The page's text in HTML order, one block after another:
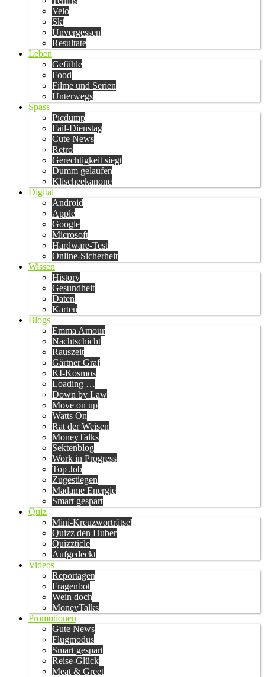
Velo
Ski
Unvergessen
Resultate
Leben
Gefühle
Food
Filme und Serien
Unterwegs
Spass
Picdump
Fail-Dienstag
Cute News
Retro
Gerechtigkeit siegt
Dumm gelaufen
Klischeekanone
Digital
Android
Apple
Google
Microsoft
Hardware-Test
Online-Sicherheit
Wissen
History
Gesundheit
Daten
Karten
Blogs
Emma Amour
Nachtschicht
Rauszeit
Gärtner Graf
KI-Kosmos
Loading …
Down by Law
Move on up
Watts On
Rat der Weisen
MoneyTalks
Sektenblog
Work in Progress
Top Job
Zugestiegen
Madame Energie
Smart gespart
Quiz
Mini-Kreuzworträtsel
Quizz den Huber
Quizzticle
Aufgedeckt
Videos
Reportagen
Fragenbot
Wein doch
MoneyTalks
Promotionen
Gute News
Flugmodus
Smart gespart
Reise-Glück
Meat & Greet